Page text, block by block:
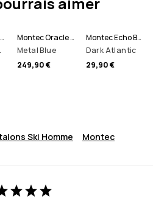
Montec Arch Pantalon de Ski Homme
Montec Oracle Veste de Ski Homme
Metal Blue
249,90 €
Montec Echo Bonnet
Dark Atlantic
29,90 €
Ski Homme Montec